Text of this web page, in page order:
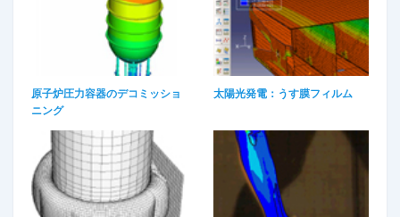
原子炉圧力容器のデコミッショ
ニング
太陽光発電：うす膜フィルム